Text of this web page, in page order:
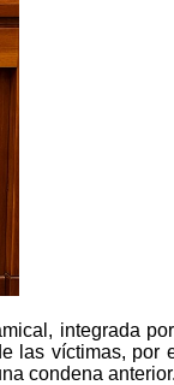
integrada
las víctimas,
condena anterior.